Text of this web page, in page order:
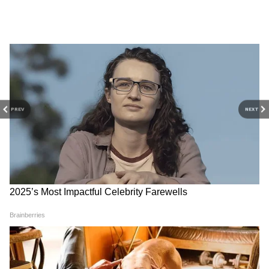
PREV NEXT
DOWNLOAD APP
RECOMMENDED STORIES